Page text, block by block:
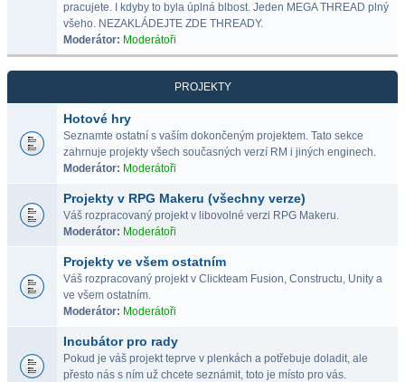
pracujete. I kdyby to byla úplná blbost. Jeden MEGA THREAD plný
všeho. NEZAKLÁDEJTE ZDE THREADY.
Moderátor: Moderátoři
PROJEKTY
Hotové hry
Seznamte ostatní s vaším dokončeným projektem. Tato sekce
zahrnuje projekty všech současných verzí RM i jiných enginech.
Moderátor: Moderátoři
Projekty v RPG Makeru (všechny verze)
Váš rozpracovaný projekt v libovolné verzi RPG Makeru.
Moderátor: Moderátoři
Projekty ve všem ostatním
Váš rozpracovaný projekt v Clickteam Fusion, Constructu, Unity a
ve všem ostatním.
Moderátor: Moderátoři
Incubátor pro rady
Pokud je váš projekt teprve v plenkách a potřebuje doladit, ale
přesto nás s ním už chcete seznámit, toto je místo pro vás.